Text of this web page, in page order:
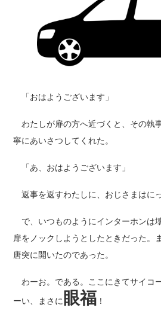
「おはようございます」
わたしが扉の方へ近づくと、その執
寧にあいさつしてくれた。
「あ、おはようございます」
返事を返すわたしに、おじさまはに
で、いつものようにインターホンは
扉をノックしようとしたときだった。
唐突に開いたのであった。
わーお。である。ここにきてサイコ
ーい、まさに眼福 ！